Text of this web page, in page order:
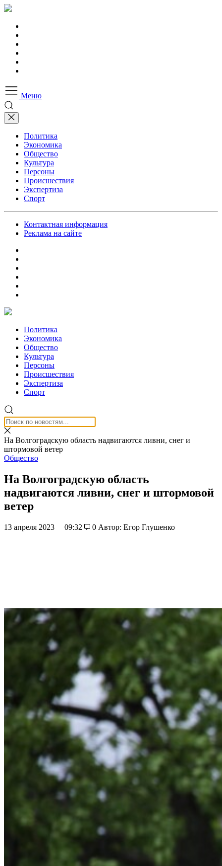
Меню
Политика
Экономика
Общество
Культура
Персоны
Происшествия
Экспертиза
Спорт
Контактная информация
Реклама на сайте
Политика
Экономика
Общество
Культура
Персоны
Происшествия
Экспертиза
Спорт
На Волгоградскую область надвигаются ливни, снег и
штормовой ветер
Общество
На Волгоградскую область
надвигаются ливни, снег и штормовой
ветер
13 апреля 2023 09:32 0 Автор: Егор Глушенко